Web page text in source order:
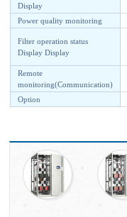
Display
Power quality monitoring
Filter operation status
Display Display
Remote
monitoring(Communication)
Option